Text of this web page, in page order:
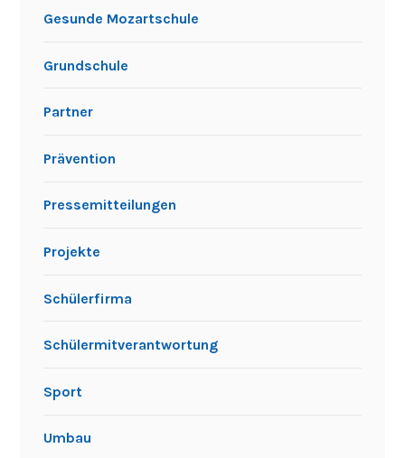
Gesunde Mozartschule
Grundschule
Partner
Prävention
Pressemitteilungen
Projekte
Schülerfirma
Schülermitverantwortung
Sport
Umbau